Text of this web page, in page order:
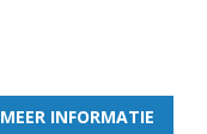
MEER INFORMATIE